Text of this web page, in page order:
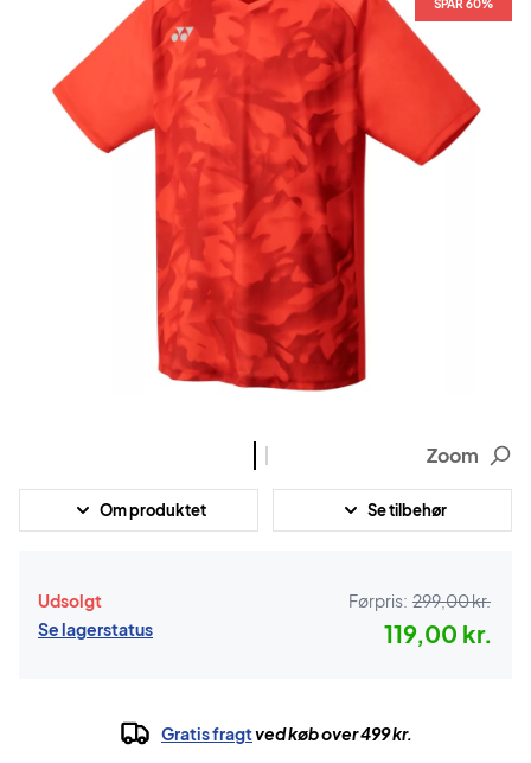
SPAR 60%
SPAR 60%
Zoom
Om produktet Se tilbehør
Udsolgt
Se lagerstatus
Førpris: 299,00 kr.
119,00 kr.
Gratis fragtved køb over 499 kr.